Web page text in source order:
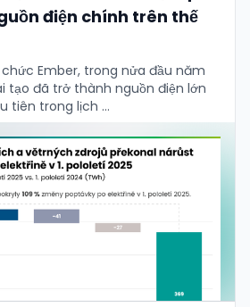
điện chính trên thế
Ember, trong nửa đầu năm
tạo đã trở thành nguồn điện lớn
tiên trong lịch …